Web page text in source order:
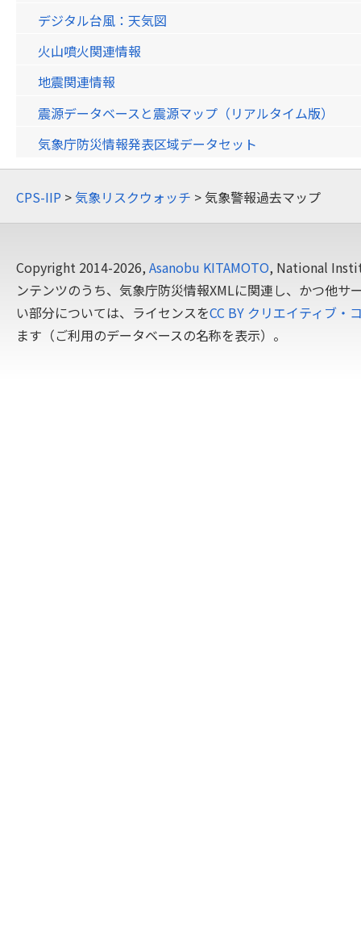
デジタル台風：天気図
火山噴火関連情報
地震関連情報
震源データベースと震源マップ（リアルタイム版）
気象庁防災情報発表区域データセット
CPS-IIP >気象リスクウォッチ > 気象警報過去マップ
Copyright 2014-2026, Asanobu KITAMOTO, National
ンテンツのうち、気象庁防災情報XMLに関連し、かつ他サ
い部分については、ライセンスをCC BY クリエイティブ・
ます（ご利用のデータベースの名称を表示）。